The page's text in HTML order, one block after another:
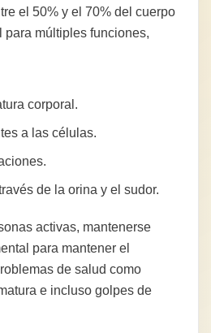
el 50% y el 70% del cuerpo
para múltiples funciones,
corporal.
a las células.
de la orina y el sudor.
activas, mantenerse
para mantener el
de salud como
e incluso golpes de